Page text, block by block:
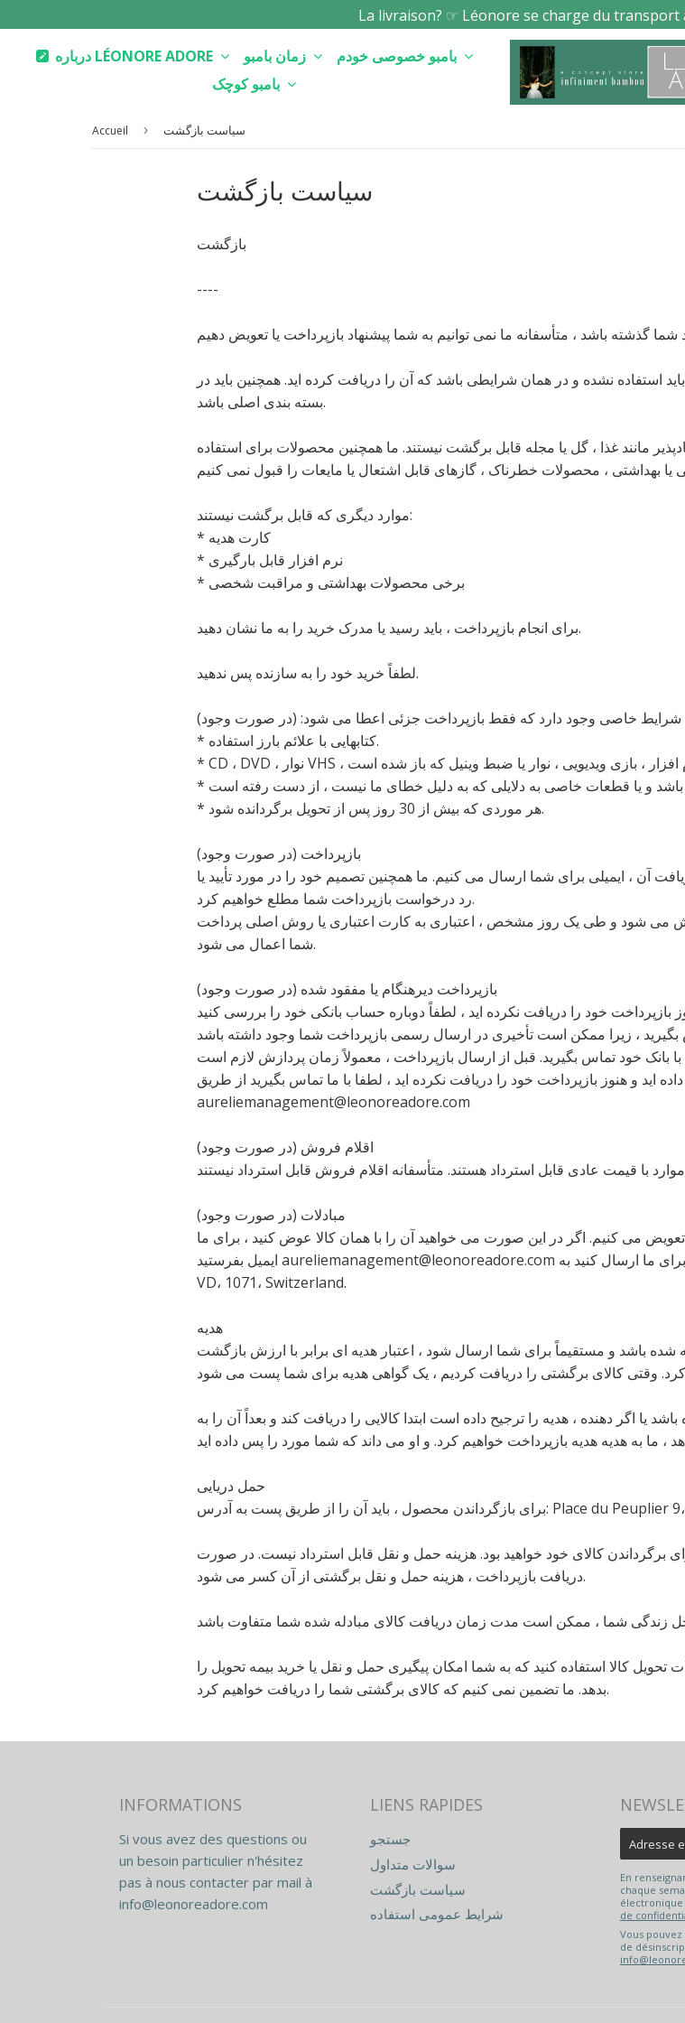
La livraison? ☞ Léonore se charge du transport
درباره LÉONORE ADORE زمان بامبو
بامبو خصوصی خودم
Accueil › سیاست بازگشت
سیاست بازگشت
بازگشت
----
استفاده نشده و در همان شرایطی باشد که آن را دریافت کرده اید. همچنین باید در
بسته بندی اصلی باشد.
مانند غذا ، گل یا مجله قابل برگشت نیستند. ما همچنین محصولات برای استفاده
موارد دیگری که قابل برگشت نیستند:
* کارت هدیه
* نرم افزار قابل بارگیری
* برخی محصولات بهداشتی و مراقبت شخصی
برای انجام بازپرداخت ، باید رسید یا مدرک خرید را به ما نشان دهید.
لطفاً خرید خود را به سازنده پس ندهید.
شرایط خاصی وجود دارد که فقط بازپرداخت جزئی اعطا می شود: (در صورت وجود)
* کتابهایی با علائم بارز استفاده.
* هر موردی که بیش از 30 روز پس از تحویل برگردانده شود.
بازپرداخت (در صورت وجود)
آن ، ایمیلی برای شما ارسال می کنیم. ما همچنین تصمیم خود را در مورد تأیید یا
رد درخواست بازپرداخت شما مطلع خواهیم کرد.
می شود و طی یک روز مشخص ، اعتباری به کارت اعتباری یا روش اصلی پرداخت
شما اعمال می شود.
بازپرداخت دیرهنگام یا مفقود شده (در صورت وجود)
اید و هنوز بازپرداخت خود را دریافت نکرده اید ، لطفا با ما تماس بگیرید از طریق
aureliemanagement@leonoreadore.com
اقلام فروش (در صورت وجود)
مبادلات (در صورت وجود)
می کنیم. اگر در این صورت می خواهید آن را با همان کالا عوض کنید ، برای ما
ایمیل بفرستید aureliemanagement@leonoreadore.com و کالای خود را برای ما ارسال کنید به: Place du Peuplier 9، St-Saphorin،
VD، 1071، Switzerland.
هدیه
شده باشد و مستقیماً برای شما ارسال شود ، اعتبار هدیه ای برابر با ارزش بازگشت
یا اگر دهنده ، هدیه را ترجیح داده است ابتدا کالایی را دریافت کند و بعداً آن را به
حمل دریایی
برگرداندن کالای خود خواهید بود. هزینه حمل و نقل قابل استرداد نیست. در صورت
دریافت بازپرداخت ، هزینه حمل و نقل برگشتی از آن کسر می شود.
، باید از خدمات تحویل کالا استفاده کنید که به شما امکان پیگیری حمل و نقل یا خرید بیمه تحویل را
بدهد. ما تضمین نمی کنیم که کالای برگشتی شما را دریافت خواهیم کرد.
INFORMATIONS
Si vous avez des questions ou
un besoin particulier n'hésitez
pas à nous contacter par mail à
info@leonoreadore.com
LIENS RAPIDES
جستجو
سوالات متداول
سیاست بازگشت
شرایط عمومی استفاده
E-
mail
En
chaque
électronique
de
Vous
de